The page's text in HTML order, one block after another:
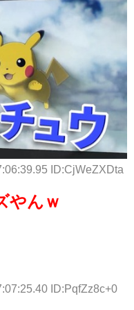
ID:CjWeZXDta
やんｗ
ID:PqfZz8c+0